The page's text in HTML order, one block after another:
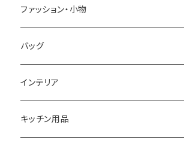
GRANDEUR
COGU
GAGA MILANO
CACTUS
LACOSTE
DIESEL
MICHAEL KORS
NO BRAND
DUCT
TRANSNUMBER
SAAMA HOMME
ARNOLD PALMER
GUCCI
TIFFANY&CO
FOLLI FOLLIE
POLICE
ファッション・小物
DAKS
栃木レザー
NIKE
バッグ
MANHATTAN PORTAGE
United HOMME
インテリア
CRYSTOCRAFT
キッチン用品